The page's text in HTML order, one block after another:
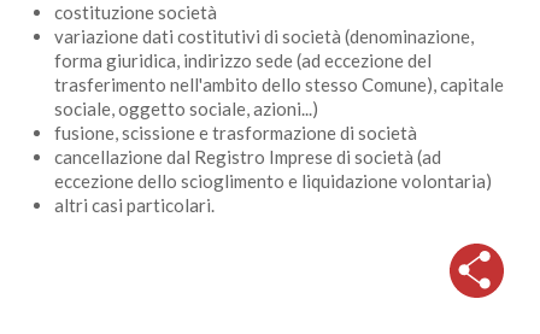
costituzione società
variazione dati costitutivi di società (denominazione,
forma giuridica, indirizzo sede (ad eccezione del
trasferimento nell'ambito dello stesso Comune), capitale
sociale, oggetto sociale, azioni...)
fusione, scissione e trasformazione di società
cancellazione dal Registro Imprese di società (ad
eccezione dello scioglimento e liquidazione volontaria)
altri casi particolari.